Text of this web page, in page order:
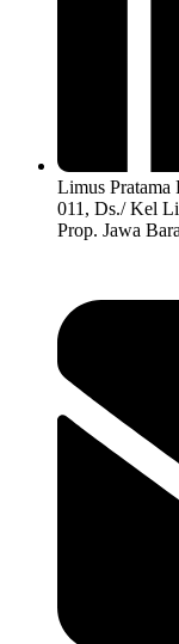
Limus
011, Ds./ Kel
Prop. Jawa